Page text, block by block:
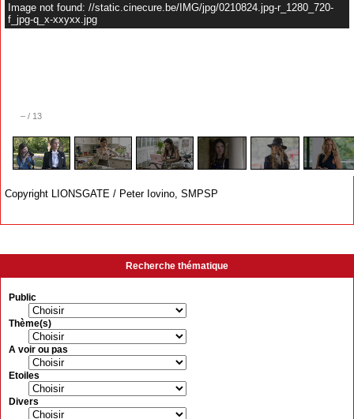
– / 13
Image not found: //static.cinecure.be/IMG/jpg/0210824.jpg-r_1280_720-
f_jpg-q_x-xxyxx.jpg
Copyright LIONSGATE / Peter Iovino, SMPSP
Recherche thématique
Public
Thème(s)
A voir ou pas
Etoiles
Divers